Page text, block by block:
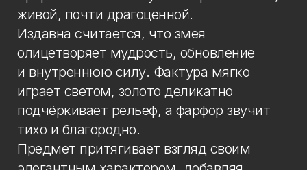
Он создан для тех, кто умеет видеть
красоту в деталях и ценит поэзию ручной
работы.
Материал: фарфор, надглазурные краски,
золото
Техника: ручная лепка, надглазурная
роспись
Объем: 825 мл
Высота: 12 см
Ширина: 8 см
Длинна: 16,3 см